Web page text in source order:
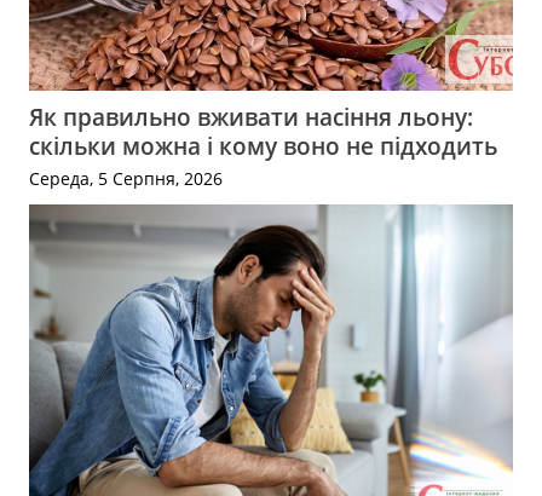
Як правильно вживати насіння льону:
скільки можна і кому воно не підходить
Середа, 5 Серпня, 2026